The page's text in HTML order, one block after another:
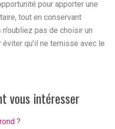
pour apporter une
tout en conservant
pas de choisir un
qu’il ne ternisse avec le
vous intéresser
?